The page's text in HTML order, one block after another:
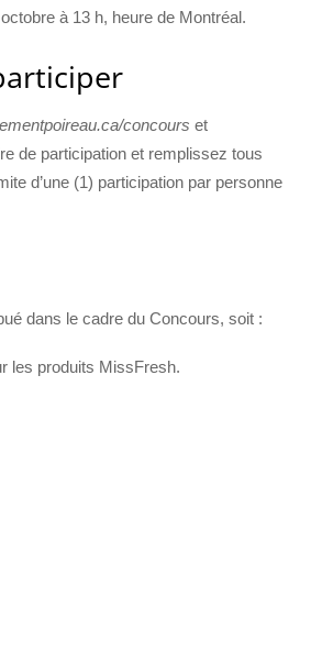
à 13 h, heure de Montréal.
concours et
de participation et remplissez tous
d’une (1) participation par personne
dans le cadre du Concours, soit :
les produits MissFresh.